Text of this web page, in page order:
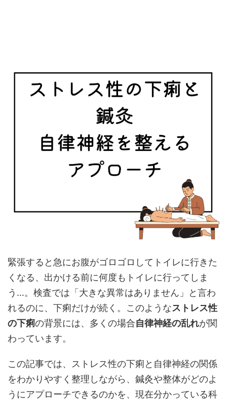
緊張すると急にお腹がゴロゴロしてトイレに行きた
くなる、出かける前に何度もトイレに行ってしま
う…。検査では「大きな異常はありません」と言わ
れるのに、下痢だけが続く。このようなストレス性
の下痢の背景には、多くの場合自律神経の乱れが関
わっています。
この記事では、ストレス性の下痢と自律神経の関係
をわかりやすく整理しながら、鍼灸や整体がどのよ
うにアプローチできるのかを、現在分かっている科